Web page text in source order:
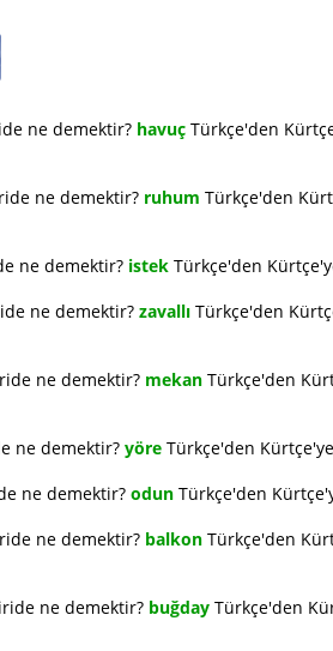
ne demektir? havuç Türkçe'den
ne demektir? ruhum Türkçe'den
ne demektir? istek Türkçe'den
ne demektir? zavallı Türkçe'den
ne demektir? mekan Türkçe'den
ne demektir? yöre Türkçe'den
ne demektir? odun Türkçe'den
ne demektir? balkon Türkçe'den
ne demektir? buğday Türkçe'den